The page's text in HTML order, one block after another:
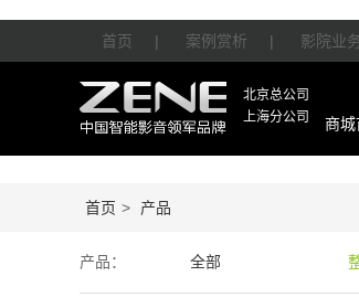
首页 | 案例赏析 | 影院业
北京总公司
上海分公司
商城
首页 > 产品
产品： 全部